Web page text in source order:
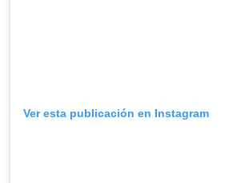
Ver esta publicación en Instagram